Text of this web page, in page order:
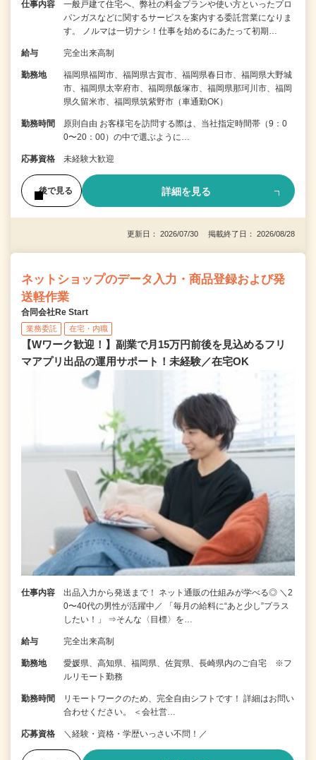
仕事内容
一般戸建て住宅へ、弊社の料金プランや使い方といったプロ
パンガスなどに関するサービスを案内する委託営業になりま
す。 ノルマは一切ナシ！仕事を始めるにあたって初期…
給与 完全出来高制
勤務地
福岡県福岡市、福岡県古賀市、福岡県春日市、福岡県大野城
市、福岡県太宰府市、福岡県飯塚市、福岡県那珂川市、福岡
県久留米市、福岡県筑紫野市（車通勤OK）
勤務時間
原則自由 お客様宅を訪問する際は、当社指定時間帯（9：0
0〜20：00）の中で選ぶように…
応募資格 未経験大歓迎
後で見る 詳細を見る
更新日： 2026/07/30 掲載終了日： 2026/08/28
ネットショップのデータ入力・商品登録および発
送軽作業
合同会社Re Start
業務委託 在宅・内職
【Wワーク歓迎！】副業で月15万円前後を見込めるフリ
マアプリ出品の運用サポート！未経験／在宅OK
仕事内容
出品入力から発送まで！ ネット通販の仕組みが学べる◎ ＼2
0〜40代の男性が活躍中／ 「毎月の給料に“あと少し”プラス
したい！」 ⇒そんな〈目標〉を…
給与 完全出来高制
勤務地
愛媛県、高知県、福岡県、佐賀県、長崎県内のご自宅 ※フ
ルリモート勤務
勤務時間
リモートワークのため、完全自由シフトです！ 詳細はお問い
合わせください。 ＜会社営…
応募資格 ＼経験・資格・学歴いっさい不問！／